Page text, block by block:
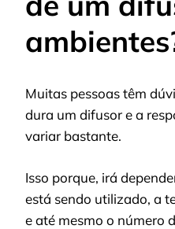
Muitas pessoas têm
dura um difusor e a
variar bastante.
Isso porque, irá
está sendo utilizado, a
e até mesmo o número